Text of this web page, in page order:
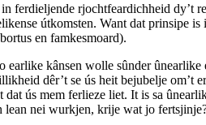
ferdieljende rjochtfeardichheid dy’t
útkomsten. Want dat prinsipe
en famkesmoard).
kânsen wolle sûnder
dêr’t se ús heit bejubelje om’t
ús mem ferlieze liet. It is sa
lean nei wurkjen, krije wat jo